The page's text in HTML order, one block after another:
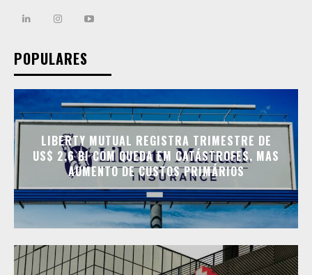
POPULARES
LIBERTY MUTUAL REGISTRA TRIMESTRE DE
US$ 2,6 BI COM QUEDA EM CATÁSTROFES, MAS
AUMENTO DE CUSTOS PRIMÁRIOS